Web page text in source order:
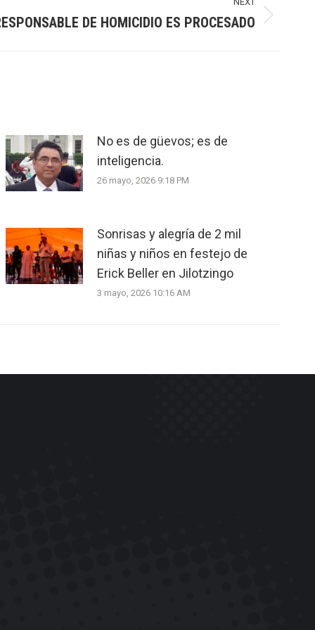
DE HOMICIDIO ES PROCESADO
No es de güevos; es de
inteligencia.
26 mayo, 2026 9:18 PM
Sonrisas y alegría de 2 mil
niñas y niños en festejo de
Erick Beller en Jilotzingo
3 mayo, 2026 10:16 AM